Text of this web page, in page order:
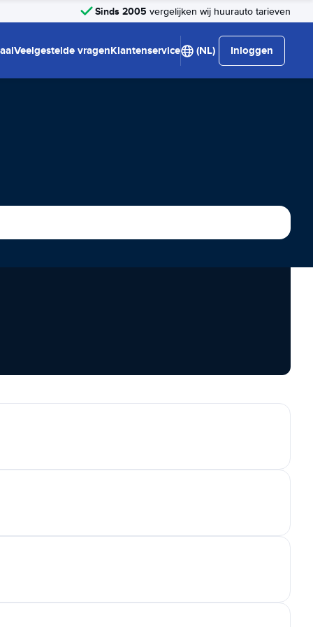
Sinds 2005 vergelijken wij huurauto tarieven
Veelgestelde vragenKlantenservice (NL) Inloggen